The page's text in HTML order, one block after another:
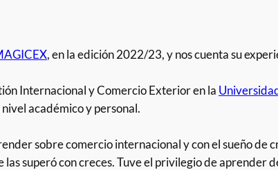
, en la edición 2022/23, y nos cuenta su
Internacional y Comercio Exterior en la
académico y personal.
sobre comercio internacional y con el sueño de
las superó con creces. Tuve el privilegio de aprender